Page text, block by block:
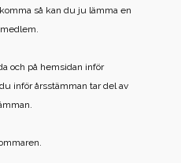
så kan du ju lämma en
och på hemsidan inför
inför årsstämman tar del av